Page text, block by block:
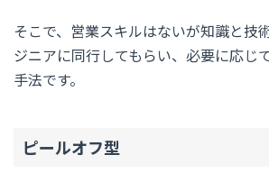
そこで、営業スキルはないが知識と技
ジニアに同行してもらい、必要に応じ
手法です。
ピールオフ型